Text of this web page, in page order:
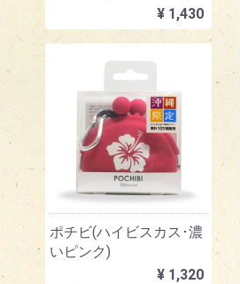
¥ 1,430
ポチビ(ハイビスカス･濃
いピンク)
¥ 1,320